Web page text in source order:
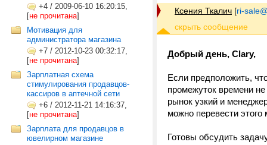
+4 / 2009-06-10 16:20:15,
[не прочитана]
Мотивация для
администратора магазина
+7 / 2012-10-23 00:32:17,
[не прочитана]
Зарплатная схема
стимулирования продавцов-
кассиров в аптечной сети
+6 / 2012-11-21 14:16:37,
[не прочитана]
Зарплата для продавцов в
ювелирном магазине
Ксения Ткалич [ri-
Добрый день, Clary,
Если предположить,
промежуток времени
рынок узкий и
можно перевести
Готовы обсудить